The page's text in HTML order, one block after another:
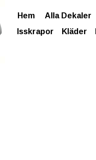
Hem Alla Dekaler
Isskrapor
Kläder